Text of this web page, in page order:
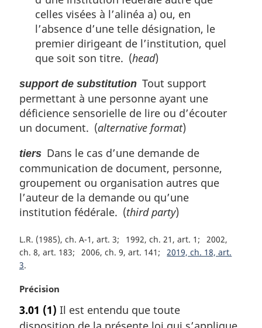
celles visées à l’alinéa a) ou, en
l’absence d’une telle désignation, le
premier dirigeant de l’institution, quel
que soit son titre. (head)
support de substitution Tout support
permettant à une personne ayant une
déficience sensorielle de lire ou d’écouter
un document. (alternative format)
tiers Dans le cas d’une demande de
communication de document, personne,
groupement ou organisation autres que
l’auteur de la demande ou qu’une
institution fédérale. (third party)
L.R. (1985), ch. A-1, art. 3 1992, ch. 21, art. 1
2002,
ch. 8, art. 183
2006, ch. 9, art. 141
2019, ch. 18, art.
3
N
t
Précision
3.01 (1) Il est entendu que toute